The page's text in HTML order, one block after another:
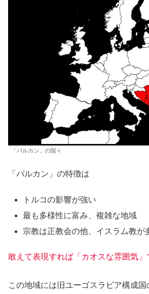
「バルカン」の国々
「バルカン」の特徴は
トルコの影響が強い
最も多様性に富み、複雑な地域
宗教は正教会の他、イスラム教が
敢えて表現すれば「カオスな雰囲気」
この地域には旧ユーゴスラビア構成